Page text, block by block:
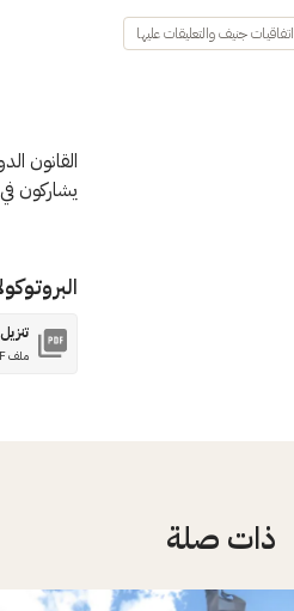
اتفاقيات جنيف والتعليقات عليها
القانون
يشاركون
تنزيل
ملف PDF
ذات صلة